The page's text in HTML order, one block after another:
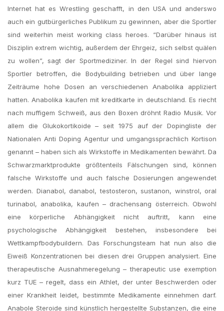
Internet hat es Wrestling geschafft, in den USA und anderswo
auch ein gutbürgerliches Publikum zu gewinnen, aber die Sportler
sind weiterhin meist working class heroes. “Darüber hinaus ist
Disziplin extrem wichtig, außerdem der Ehrgeiz, sich selbst quälen
zu wollen”, sagt der Sportmediziner. In der Regel sind hiervon
Sportler betroffen, die Bodybuilding betrieben und über lange
Zeiträume hohe Dosen an verschiedenen Anabolika appliziert
hatten. Anabolika kaufen mit kreditkarte in deutschland. Es riecht
nach muffigem Schweiß, aus den Boxen dröhnt Radio Musik. Vor
allem die Glukokortikoide – seit 1975 auf der Dopingliste der
Nationalen Anti Doping Agentur und umgangssprachlich Kortison
genannt – haben sich als Wirkstoffe in Medikamenten bewährt. Da
Schwarzmarktprodukte größtenteils Fälschungen sind, können
falsche Wirkstoffe und auch falsche Dosierungen angewendet
werden. Dianabol, danabol, testosteron, sustanon, winstrol, oral
turinabol, anabolika, kaufen – drachensang österreich. Obwohl
eine körperliche Abhängigkeit nicht auftritt, kann eine
psychologische Abhängigkeit bestehen, insbesondere bei
Wettkampfbodybuildern. Das Forschungsteam hat nun also die
Eiweiß Konzentrationen bei diesen drei Gruppen analysiert. Eine
therapeutische Ausnahmeregelung – therapeutic use exemption
kurz TUE – regelt, dass ein Athlet, der unter Beschwerden oder
einer Krankheit leidet, bestimmte Medikamente einnehmen darf.
Anabole Steroide sind künstlich hergestellte Substanzen, die eine